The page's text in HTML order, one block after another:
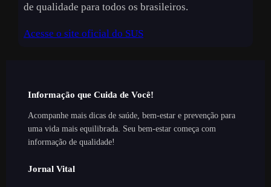
de qualidade para todos os brasileiros.
Acesse o site oficial do SUS
Informação que Cuida de Você!
Acompanhe mais dicas de saúde, bem-estar e prevenção para
uma vida mais equilibrada. Seu bem-estar começa com
informação de qualidade!
Jornal Vital